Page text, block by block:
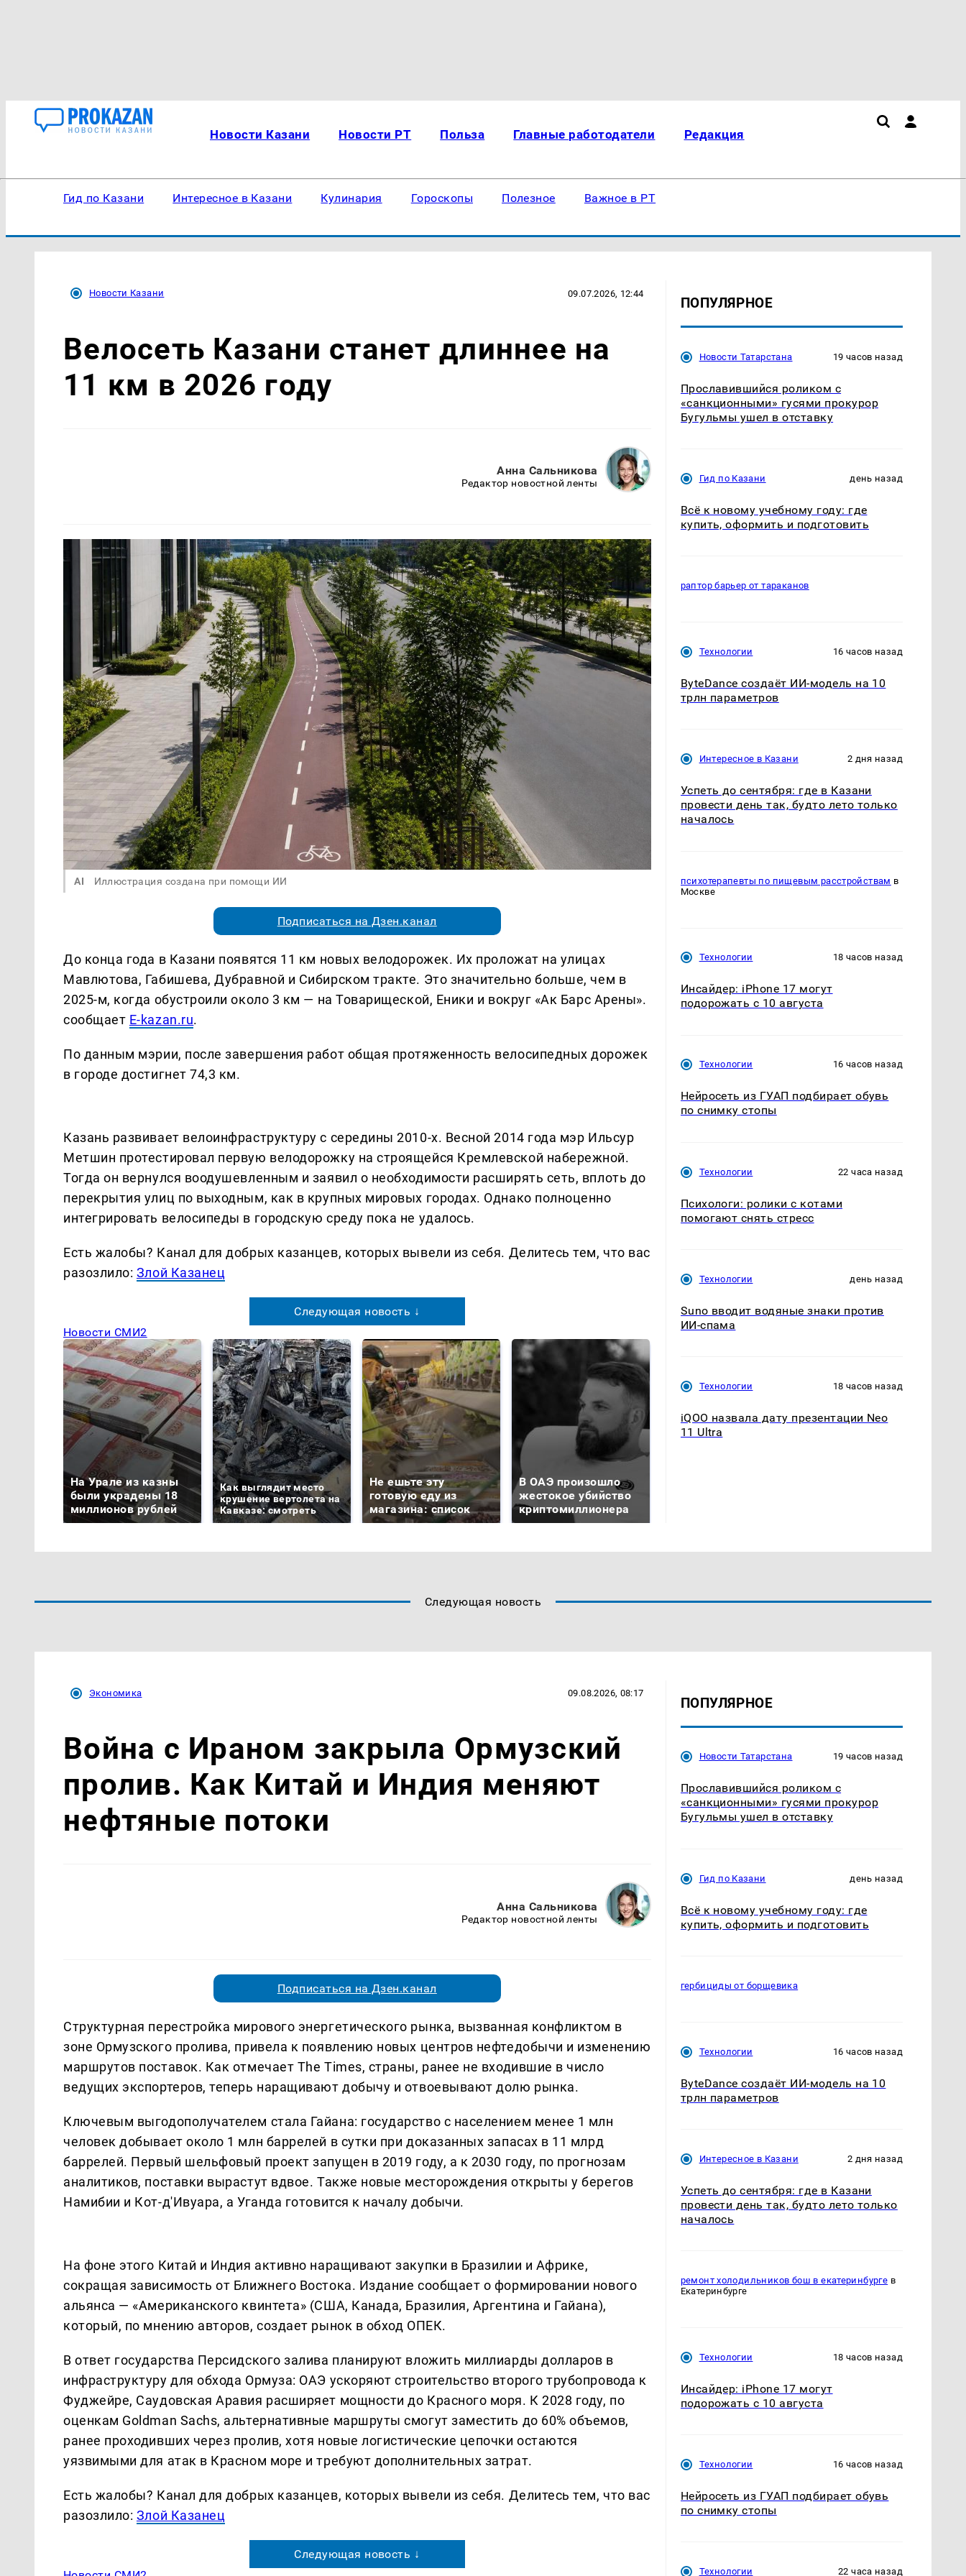
Новости Казани Новости РТ Польза Главные работодатели Редакция
Гид по Казани Интересное в Казани Кулинария Гороскопы Полезное Важное в РТ
Новости Казани 09.07.2026, 12:44
Велосеть Казани станет длиннее на
11 км в 2026 году
Анна Сальникова
Редактор новостной ленты
AI Иллюстрация создана при помощи ИИ
Подписаться на Дзен.канал
До конца года в Казани появятся 11 км новых велодорожек. Их проложат на улицах
Мавлютова, Габишева, Дубравной и Сибирском тракте. Это значительно больше, чем в
2025-м, когда обустроили около 3 км — на Товарищеской, Еники и вокруг «Ак Барс Арены».
сообщает E-kazan.ru.
По данным мэрии, после завершения работ общая протяженность велосипедных дорожек
в городе достигнет 74,3 км.
Казань развивает велоинфраструктуру с середины 2010-х. Весной 2014 года мэр Ильсур
Метшин протестировал первую велодорожку на строящейся Кремлевской набережной.
Тогда он вернулся воодушевленным и заявил о необходимости расширять сеть, вплоть до
перекрытия улиц по выходным, как в крупных мировых городах. Однако полноценно
интегрировать велосипеды в городскую среду пока не удалось.
Есть жалобы? Канал для добрых казанцев, которых вывели из себя. Делитеcь тем, что вас
разозлило: Злой Казанец
Следующая новость ↓
Новости СМИ2
На Урале из казны
были украдены 18
миллионов рублей
Как выглядит место
крушение вертолета на
Кавказе: смотреть
Не ешьте эту
готовую еду из
магазина: список
В ОАЭ произошло
жестокое убийство
криптомиллионера
ПОПУЛЯРНОЕ
Новости Татарстана 19 часов назад
Прославившийся роликом с
«санкционными» гусями прокурор
Бугульмы ушел в отставку
Гид по Казани день назад
Всё к новому учебному году: где
купить, оформить и подготовить
раптор барьер от тараканов
Технологии 16 часов назад
ByteDance создаёт ИИ-модель на 10
трлн параметров
Интересное в Казани 2 дня назад
Успеть до сентября: где в Казани
провести день так, будто лето только
началось
психотерапевты по пищевым расстройствам в
Москве
Технологии 18 часов назад
Инсайдер: iPhone 17 могут
подорожать с 10 августа
Технологии 16 часов назад
Нейросеть из ГУАП подбирает обувь
по снимку стопы
Технологии 22 часа назад
Психологи: ролики с котами
помогают снять стресс
Технологии день назад
Suno вводит водяные знаки против
ИИ-спама
Технологии 18 часов назад
iQOO назвала дату презентации Neo
11 Ultra
Следующая новость
Экономика 09.08.2026, 08:17
Война с Ираном закрыла Ормузский
пролив. Как Китай и Индия меняют
нефтяные потоки
Анна Сальникова
Редактор новостной ленты
Подписаться на Дзен.канал
Структурная перестройка мирового энергетического рынка, вызванная конфликтом в
зоне Ормузского пролива, привела к появлению новых центров нефтедобычи и изменению
маршрутов поставок. Как отмечает The Times, страны, ранее не входившие в число
ведущих экспортеров, теперь наращивают добычу и отвоевывают долю рынка.
Ключевым выгодополучателем стала Гайана: государство с населением менее 1 млн
человек добывает около 1 млн баррелей в сутки при доказанных запасах в 11 млрд
баррелей. Первый шельфовый проект запущен в 2019 году, а к 2030 году, по прогнозам
аналитиков, поставки вырастут вдвое. Также новые месторождения открыты у берегов
Намибии и Кот-д'Ивуара, а Уганда готовится к началу добычи.
На фоне этого Китай и Индия активно наращивают закупки в Бразилии и Африке,
сокращая зависимость от Ближнего Востока. Издание сообщает о формировании нового
альянса — «Американского квинтета» (США, Канада, Бразилия, Аргентина и Гайана),
который, по мнению авторов, создает рынок в обход ОПЕК.
В ответ государства Персидского залива планируют вложить миллиарды долларов в
инфраструктуру для обхода Ормуза: ОАЭ ускоряют строительство второго трубопровода к
Фуджейре, Саудовская Аравия расширяет мощности до Красного моря. К 2028 году, по
оценкам Goldman Sachs, альтернативные маршруты смогут заместить до 60% объемов,
ранее проходивших через пролив, хотя новые логистические цепочки остаются
уязвимыми для атак в Красном море и требуют дополнительных затрат.
Есть жалобы? Канал для добрых казанцев, которых вывели из себя. Делитеcь тем, что вас
разозлило: Злой Казанец
Следующая новость ↓
ПОПУЛЯРНОЕ
Новости Татарстана 19 часов назад
Прославившийся роликом с
«санкционными» гусями прокурор
Бугульмы ушел в отставку
Гид по Казани день назад
Всё к новому учебному году: где
купить, оформить и подготовить
гербициды от борщевика
Технологии 16 часов назад
ByteDance создаёт ИИ-модель на 10
трлн параметров
Интересное в Казани 2 дня назад
Успеть до сентября: где в Казани
провести день так, будто лето только
началось
ремонт холодильников бош в екатеринбурге в
Екатеринбурге
Технологии 18 часов назад
Инсайдер: iPhone 17 могут
подорожать с 10 августа
Технологии 16 часов назад
Нейросеть из ГУАП подбирает обувь
по снимку стопы
Технологии 22 часа назад